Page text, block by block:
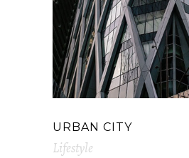
URBAN CITY
Lifestyle